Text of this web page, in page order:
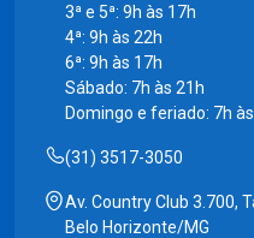
3ª e 5ª: 9h às 17h
4ª: 9h às 22h
6ª: 9h às 17h
Sábado: 7h às 21h
Domingo e feriado: 7h
(31) 3517-3050
Av. Country Club 3.700,
Belo Horizonte/MG